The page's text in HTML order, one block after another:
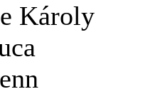
Károly